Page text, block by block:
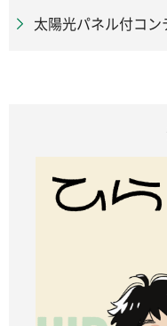
太陽光パネル付コ